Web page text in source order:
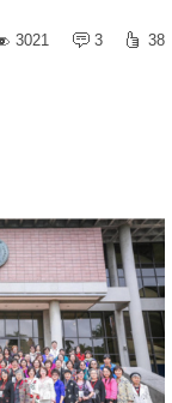
3021
3 38